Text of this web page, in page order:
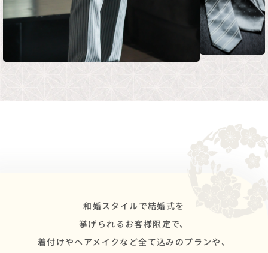
和婚スタイルで結婚式を
挙げられるお客様限定で、
着付けやヘアメイクなど全て込みのプランや、